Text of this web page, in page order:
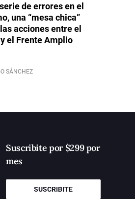
de errores en el
una “mesa chica”
acciones entre el
el Frente Amplio
SÁNCHEZ
Suscribite por $299 por
mes
SUSCRIBITE